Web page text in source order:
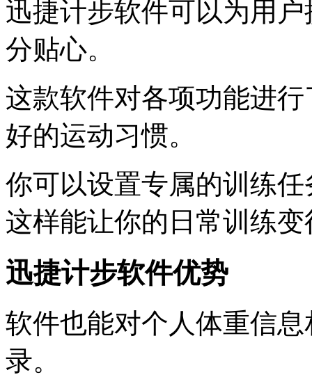
迅捷计步软件可以为用
分贴心。
这款软件对各项功能进
好的运动习惯。
你可以设置专属的训练
这样能让你的日常训练
迅捷计步软件优势
软件也能对个人体重信
录。